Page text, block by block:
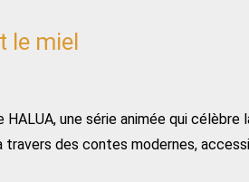
le miel
HALUA, une série animée qui
des contes modernes,